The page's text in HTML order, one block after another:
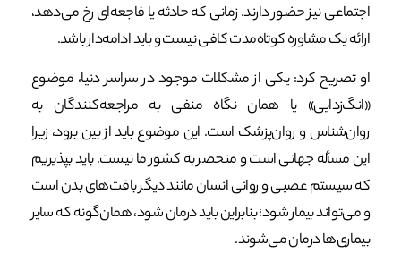
اجتماعی نیز حضور دارند. زمانی که حادثه یا فاجعه‌ای رخ می‌دهد،
ارائه یک مشاوره کوتاه‌مدت کافی نیست و باید ادامه‌دار باشد.
او تصریح کرد: یکی از مشکلات موجود در سراسر دنیا، موضوع
«انگ‌زدایی» یا همان نگاه منفی به مراجعه‌کنندگان به
روان‌شناس و روان‌پزشک است. این موضوع باید از بین برود، زیرا
این مسأله جهانی است و منحصر به کشور ما نیست. باید بپذیریم
که سیستم عصبی و روانی انسان مانند دیگر بافت‌های بدن است
و می‌تواند بیمار شود؛ بنابراین باید درمان شود، همان‌گونه که سایر
بیماری‌ها درمان می‌شوند.